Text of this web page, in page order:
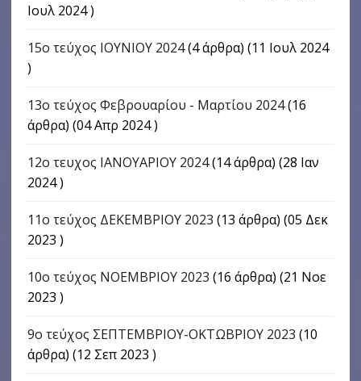
Ιουλ 2024 )
15ο τεύχος ΙΟΥΝΙΟΥ 2024(4 άρθρα) (11 Ιουλ 2024
)
13ο τεύχος Φεβρουαρίου - Μαρτίου 2024(16
άρθρα) (04 Απρ 2024 )
12ο τευχος ΙΑΝΟΥΑΡΙΟΥ 2024(14 άρθρα) (28 Ιαν
2024 )
11ο τεύχος ΔΕΚΕΜΒΡΙΟΥ 2023 (13 άρθρα) (05 Δεκ
2023 )
10ο τεύχος ΝΟΕΜΒΡΙΟΥ 2023 (16 άρθρα) (21 Νοε
2023 )
9o τεύχος ΣΕΠΤΕΜΒΡΙΟΥ-ΟΚΤΩΒΡΙΟΥ 2023 (10
άρθρα) (12 Σεπ 2023 )